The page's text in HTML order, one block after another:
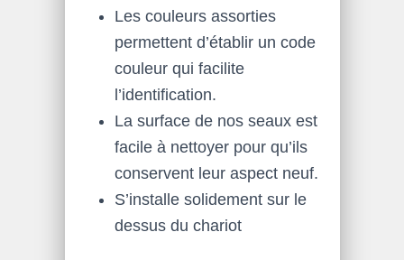
Les couleurs assorties
permettent d’établir un code
couleur qui facilite
l’identification.
La surface de nos seaux est
facile à nettoyer pour qu’ils
conservent leur aspect neuf.
S’installe solidement sur le
dessus du chariot